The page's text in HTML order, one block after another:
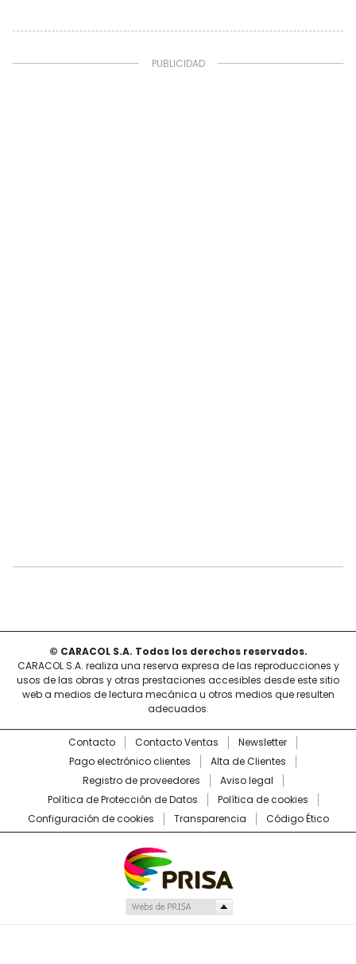
© CARACOL S.A. Todos los derechos reservados.
CARACOL S.A. realiza una reserva expresa de las reproducciones y
usos de las obras y otras prestaciones accesibles desde este sitio
web a medios de lectura mecánica u otros medios que resulten
adecuados.
Contacto Contacto Ventas
Newsletter
Pago electrónico clientes
Alta de Clientes
Registro de proveedores
Aviso legal
Política de Protección de Datos
Política de cookies
Configuración de cookies
Transparencia Código Ético